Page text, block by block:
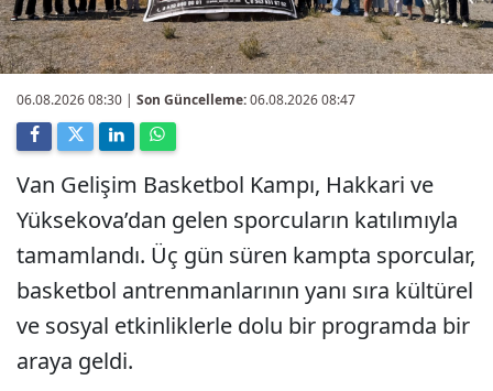
06.08.2026 08:30 | Son Güncelleme:06.08.2026 08:47
Van Gelişim Basketbol Kampı, Hakkari ve
Yüksekova’dan gelen sporcuların katılımıyla
tamamlandı. Üç gün süren kampta sporcular,
basketbol antrenmanlarının yanı sıra kültürel
ve sosyal etkinliklerle dolu bir programda bir
araya geldi.